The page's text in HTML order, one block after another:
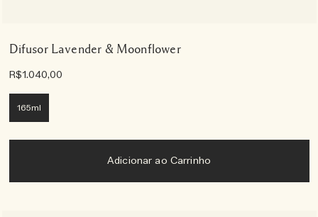
Difusor Lavender & Moonflower
R$1.040,00
165ml
Adicionar ao Carrinho